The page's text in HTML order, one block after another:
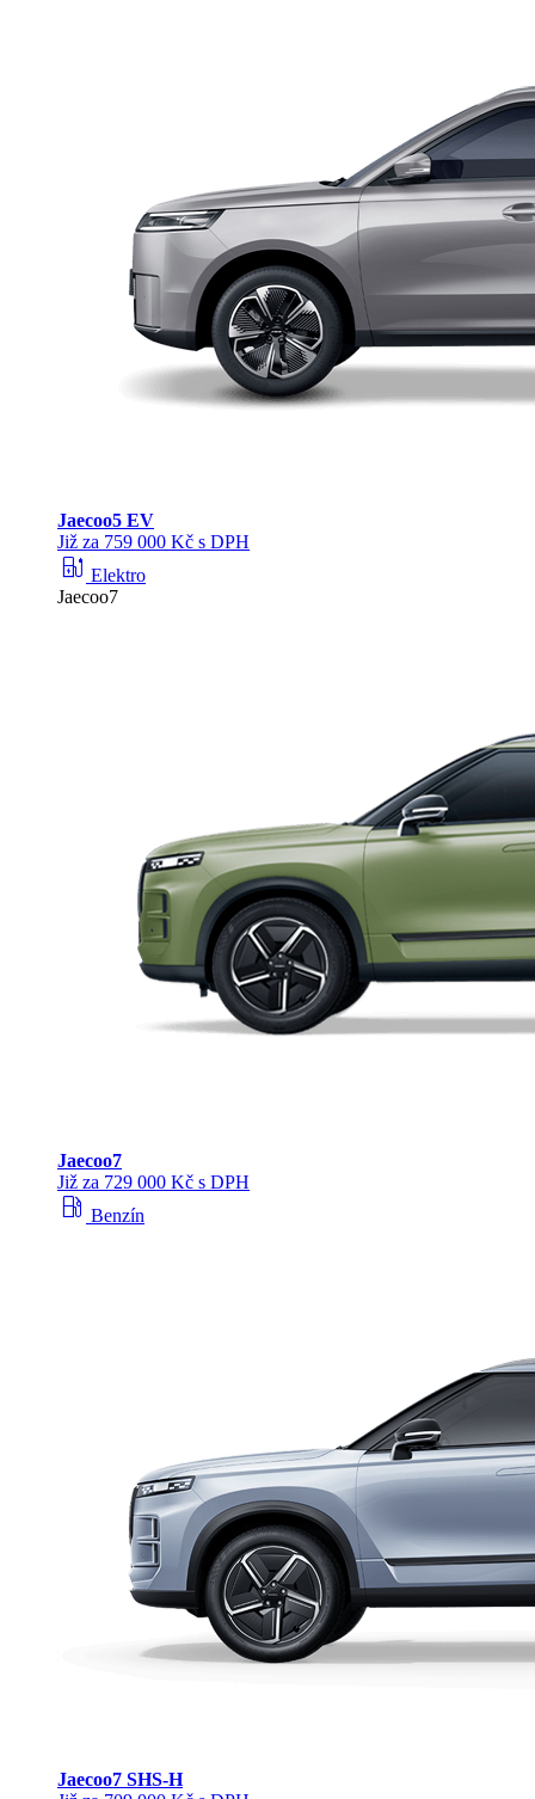
Jaecoo5 EV
Již za 759 000 Kč s DPH
ev_station Elektro
Jaecoo7
Jaecoo7
Již za 729 000 Kč s DPH
local_gas_station Benzín
Jaecoo7 SHS-H